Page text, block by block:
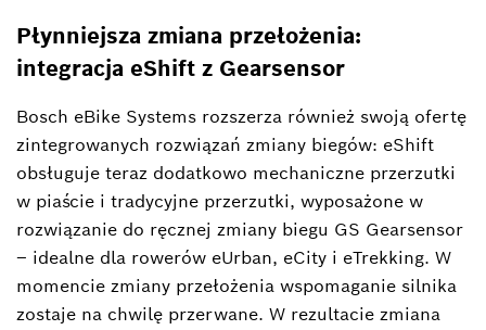
Płynniejsza zmiana przełożenia:
integracja eShift z Gearsensor
Bosch eBike Systems rozszerza również swoją ofertę
zintegrowanych rozwiązań zmiany biegów: eShift
obsługuje teraz dodatkowo mechaniczne przerzutki
w piaście i tradycyjne przerzutki, wyposażone w
rozwiązanie do ręcznej zmiany biegu GS Gearsensor
– idealne dla rowerów eUrban, eCity i eTrekking. W
momencie zmiany przełożenia wspomaganie silnika
zostaje na chwilę przerwane. W rezultacie zmiana